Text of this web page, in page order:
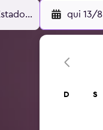
qui 13/8
D S